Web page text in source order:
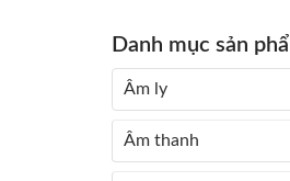
Danh mục sản
Âm ly
Âm thanh